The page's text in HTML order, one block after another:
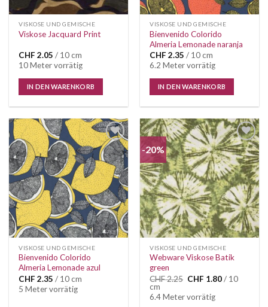
VISKOSE UND GEMISCHE
Viskose Jacquard Print
CHF 2.05 / 10 cm
10 Meter vorrätig
IN DEN WARENKORB
VISKOSE UND GEMISCHE
Bienvenido Colorido
Almeria Lemonade naranja
CHF 2.35 / 10 cm
6.2 Meter vorrätig
IN DEN WARENKORB
Auf die
Wunschliste
VISKOSE UND GEMISCHE
Bienvenido Colorido
Almeria Lemonade azul
CHF 2.35 / 10 cm
5 Meter vorrätig
-20%
Auf die
Wunschliste
VISKOSE UND GEMISCHE
Webware Viskose Batik
green
CHF2.25 Ursprünglicher
war:
CHF 2.25
CHF 1.80Aktueller
/ 10
cm
6.4 Meter vorrätig